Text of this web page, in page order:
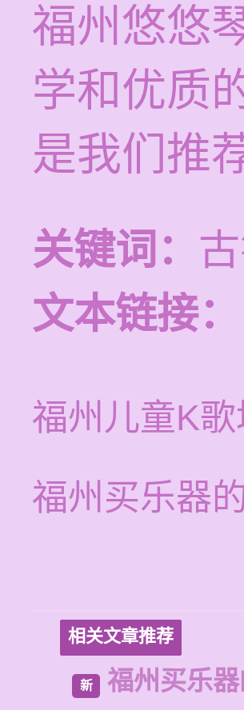
福州悠悠
学和优质
是我们推
关键词：
文本链接：
福州儿童K
福州买乐器
相关文章推荐
新 福州买乐